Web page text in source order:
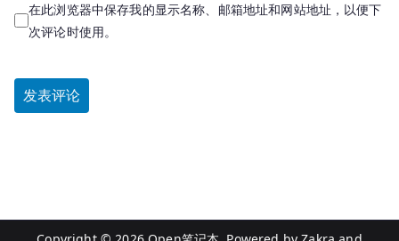
在此浏览器中保存我的显示名称、邮箱地址和网站地址，以便下
次评论时使用。